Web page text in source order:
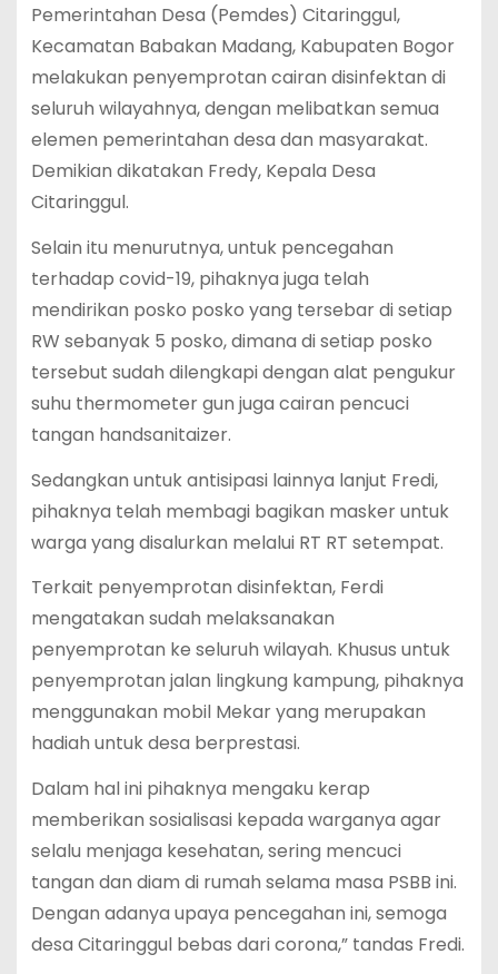
Pemerintahan Desa (Pemdes) Citaringgul,
Kecamatan Babakan Madang, Kabupaten Bogor
melakukan penyemprotan cairan disinfektan di
seluruh wilayahnya, dengan melibatkan semua
elemen pemerintahan desa dan masyarakat.
Demikian dikatakan Fredy, Kepala Desa
Citaringgul.
Selain itu menurutnya, untuk pencegahan
terhadap covid-19, pihaknya juga telah
mendirikan posko posko yang tersebar di setiap
RW sebanyak 5 posko, dimana di setiap posko
tersebut sudah dilengkapi dengan alat pengukur
suhu thermometer gun juga cairan pencuci
tangan handsanitaizer.
Sedangkan untuk antisipasi lainnya lanjut Fredi,
pihaknya telah membagi bagikan masker untuk
warga yang disalurkan melalui RT RT setempat.
Terkait penyemprotan disinfektan, Ferdi
mengatakan sudah melaksanakan
penyemprotan ke seluruh wilayah. Khusus untuk
penyemprotan jalan lingkung kampung, pihaknya
menggunakan mobil Mekar yang merupakan
hadiah untuk desa berprestasi.
Dalam hal ini pihaknya mengaku kerap
memberikan sosialisasi kepada warganya agar
selalu menjaga kesehatan, sering mencuci
tangan dan diam di rumah selama masa PSBB ini.
Dengan adanya upaya pencegahan ini, semoga
desa Citaringgul bebas dari corona,” tandas Fredi.